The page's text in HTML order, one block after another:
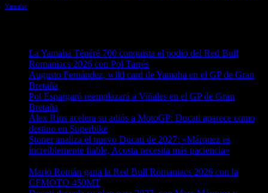
Yamaha
La Yamaha Ténéré 700 conquista el podio del Red Bull
Romaniacs 2026 con Pol Tarrés
Augusto Fernández, wild card de Yamaha en el GP de Gran
Bretaña
Pol Espargaró reemplazará a Viñales en el GP de Gran
Bretaña
Álex Rins acelera su adiós a MotoGP: Ducati aparece como
destino en Superbike
Stoner analiza el nuevo Ducati de 2027: «Márquez es
increíblemente fiable, Acosta necesita más paciencia»
Mario Román gana la Red Bull Romaniacs 2026 con la
CFMOTO 450MT